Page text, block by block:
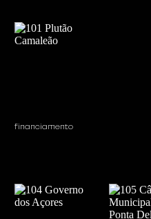
financiamento